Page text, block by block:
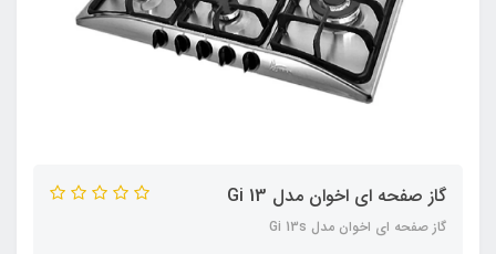
گاز صفحه ای اخوان مدل Gi 13
گاز صفحه ای اخوان مدل Gi 13s